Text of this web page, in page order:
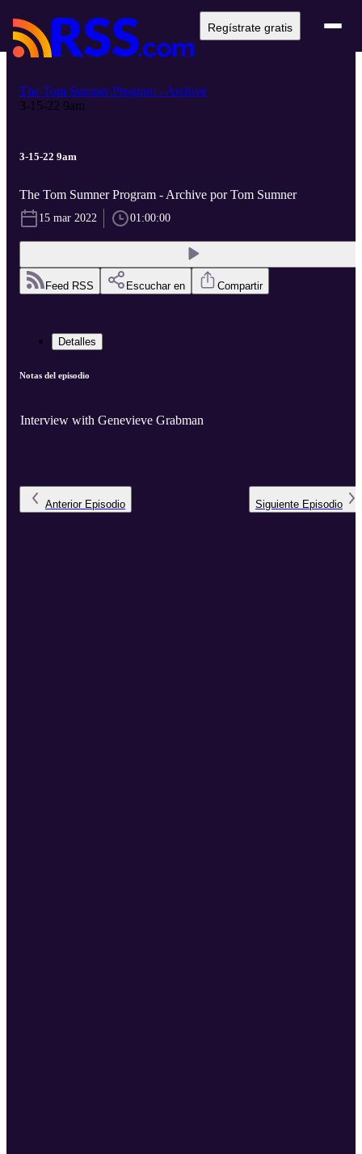
Regístrate gratis
The Tom Sumner Program - Archive
3-15-22 9am
3-15-22 9am
The Tom Sumner Program - Archive por Tom Sumner
15 mar 2022 01:00:00
Feed RSS Escuchar en Compartir
Detalles
Notas del episodio
Interview with Genevieve Grabman
Anterior Episodio Siguiente Episodio